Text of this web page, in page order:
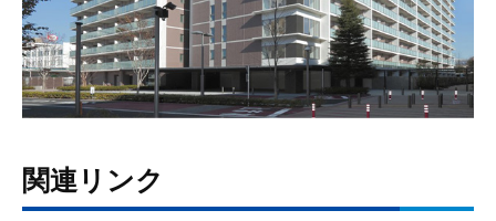
関連リンク